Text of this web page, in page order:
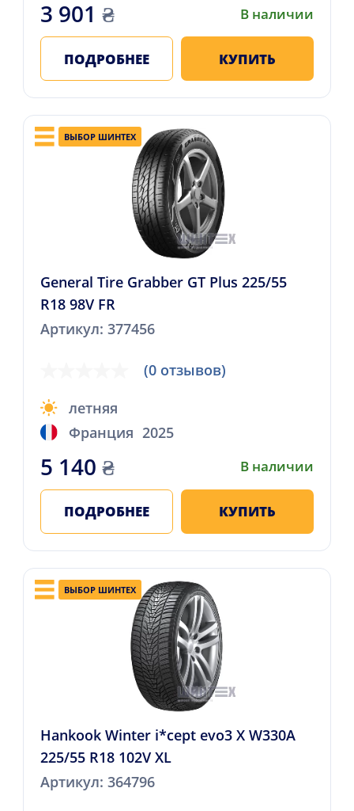
3 901 ₴ В наличии
ПОДРОБНЕЕ КУПИТЬ
ВЫБОР ШИНТЕХ
General Tire Grabber GT Plus 225/55
R18 98V FR
Артикул: 377456
(0 отзывов)
летняя
Франция 2025
5 140 ₴ В наличии
ПОДРОБНЕЕ КУПИТЬ
ВЫБОР ШИНТЕХ
Hankook Winter i*cept evo3 X W330A
225/55 R18 102V XL
Артикул: 364796